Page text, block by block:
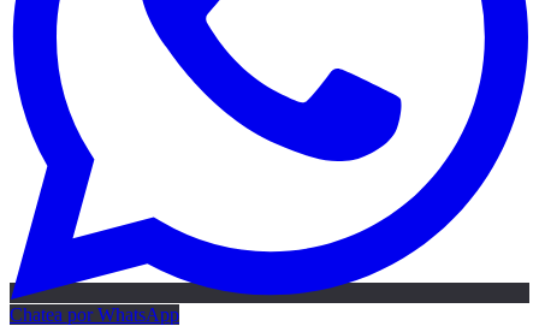
Chatea por WhatsApp